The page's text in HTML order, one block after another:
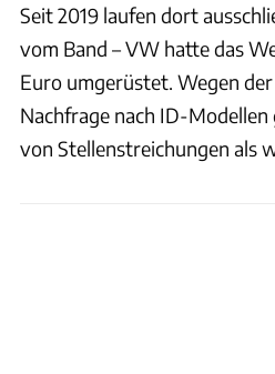
Seit 2019 laufen dort
vom Band – VW hatte das
Euro umgerüstet. Wegen
Nachfrage nach ID-
von Stellenstreichungen als